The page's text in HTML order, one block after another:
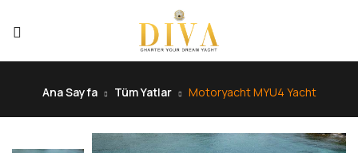
Ana Sayfa Tüm Yatlar Motoryacht MYU4 Yacht